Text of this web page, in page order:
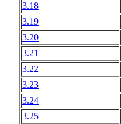
3.18
3.19
3.20
3.21
3.22
3.23
3.24
3.25